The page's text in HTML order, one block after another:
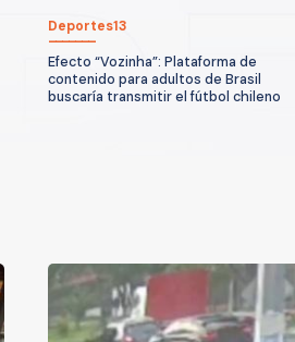
Deportes13
Efecto “Vozinha”: Plataforma de
contenido para adultos de Brasil
buscaría transmitir el fútbol chileno